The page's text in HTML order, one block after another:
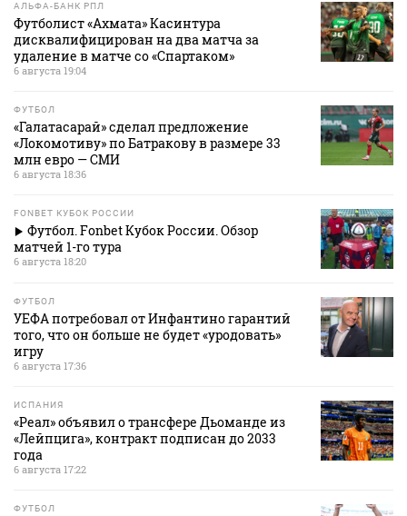
АЛЬФА-БАНК РПЛ
Футболист «Ахмата» Касинтура
дисквалифицирован на два матча за
удаление в матче со «Спартаком»
6 августа 19:04
ФУТБОЛ
«Галатасарай» сделал предложение
«Локомотиву» по Батракову в размере 33
млн евро — СМИ
6 августа 18:36
FONBET КУБОК РОССИИ
Футбол. Fonbet Кубок России. Обзор
матчей 1-го тура
6 августа 18:20
ФУТБОЛ
УЕФА потребовал от Инфантино гарантий
того, что он больше не будет «уродовать»
игру
6 августа 17:36
ИСПАНИЯ
«Реал» объявил о трансфере Дьоманде из
«Лейпцига», контракт подписан до 2033
года
6 августа 17:22
ФУТБОЛ